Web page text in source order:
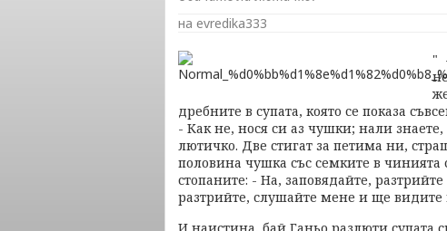
на evredika333
"
дребните в супата, която се показа
- Как не, нося си аз чушки; нали
лютичко. Две стигат за петима ни,
половина чушка със семките в чинията
стопаните: - На, заповядайте,
разтрийте, слушайте мене и ще видите